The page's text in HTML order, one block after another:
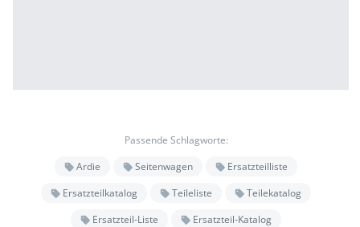
Passende Schlagworte:
Ardie
Seitenwagen
Ersatzteilliste
Ersatzteilkatalog
Teileliste
Teilekatalog
Ersatzteil-Liste
Ersatzteil-Katalog